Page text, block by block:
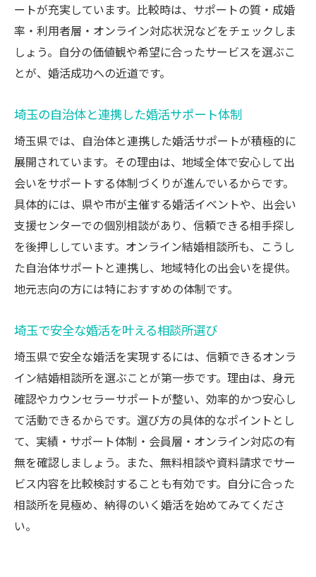
ートが充実しています。比較時は、サポートの質・成婚
率・利用者層・オンライン対応状況などをチェックしま
しょう。自分の価値観や希望に合ったサービスを選ぶこ
とが、婚活成功への近道です。
埼玉の自治体と連携した婚活サポート体制
埼玉県では、自治体と連携した婚活サポートが積極的に
展開されています。その理由は、地域全体で安心して出
会いをサポートする体制づくりが進んでいるからです。
具体的には、県や市が主催する婚活イベントや、出会い
支援センターでの個別相談があり、信頼できる相手探し
を後押ししています。オンライン結婚相談所も、こうし
た自治体サポートと連携し、地域特化の出会いを提供。
地元志向の方には特におすすめの体制です。
埼玉で安全な婚活を叶える相談所選び
埼玉県で安全な婚活を実現するには、信頼できるオンラ
イン結婚相談所を選ぶことが第一歩です。理由は、身元
確認やカウンセラーサポートが整い、効率的かつ安心し
て活動できるからです。選び方の具体的なポイントとし
て、実績・サポート体制・会員層・オンライン対応の有
無を確認しましょう。また、無料相談や資料請求でサー
ビス内容を比較検討することも有効です。自分に合った
相談所を見極め、納得のいく婚活を始めてみてくださ
い。